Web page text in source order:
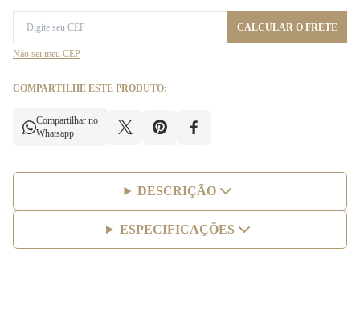
CALCULAR O FRETE
Não sei meu CEP
COMPARTILHE ESTE PRODUTO:
Compartilhar no
Whatsapp
DESCRIÇÃO
ESPECIFICAÇÕES